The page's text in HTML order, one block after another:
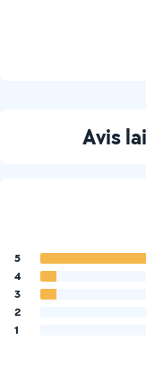
Avis
5
4
3
2
1